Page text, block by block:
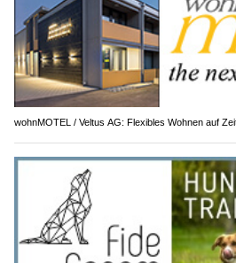
wohnMOTEL / Veltus AG: Flexibles Wohnen auf